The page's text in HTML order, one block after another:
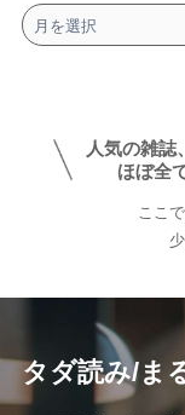
ア
ー
人気の雑誌
ほぼ全
ここ
タダ読み/ま